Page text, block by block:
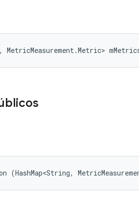
MetricMeasurement.Metric>
(HashMap<String,